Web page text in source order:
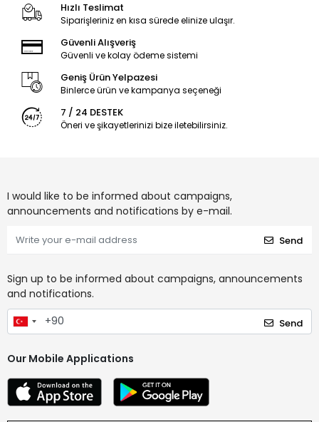
Hızlı Teslimat
Siparişleriniz en kısa sürede elinize ulaşır.
Güvenli Alışveriş
Güvenli ve kolay ödeme sistemi
Geniş Ürün Yelpazesi
Binlerce ürün ve kampanya seçeneği
7 / 24 DESTEK
Öneri ve şikayetlerinizi bize iletebilirsiniz.
I would like to be informed about campaigns,
announcements and notifications by e-mail.
Send
Sign up to be informed about campaigns, announcements
and notifications.
Send
Our Mobile Applications